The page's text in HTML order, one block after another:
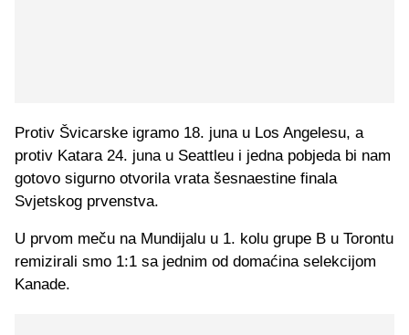
Protiv Švicarske igramo 18. juna u Los Angelesu, a
protiv Katara 24. juna u Seattleu i jedna pobjeda bi nam
gotovo sigurno otvorila vrata šesnaestine finala
Svjetskog prvenstva.
U prvom meču na Mundijalu u 1. kolu grupe B u Torontu
remizirali smo 1:1 sa jednim od domaćina selekcijom
Kanade.